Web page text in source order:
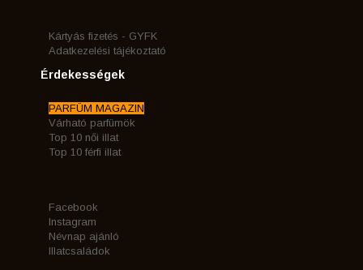
Kártyás fizetés - GYFK
Adatkezelési tájékoztató
Érdekességek
PARFÜM MAGAZIN
Várható parfümök
Top 10 női illat
Top 10 férfi illat
Facebook
Instagram
Névnap ajánló
Illatcsaládok